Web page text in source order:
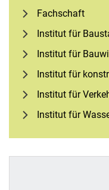
Fachschaft
Institut für
Institut für
Institut für
Institut für
Institut für